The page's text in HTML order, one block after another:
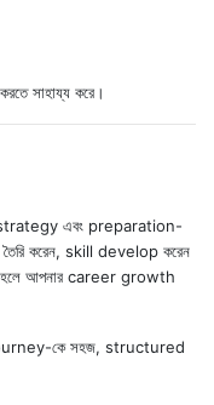
সাহায্য করে।
strategy এবং preparation-
করেন, skill develop করেন
আপনার career growth
কে সহজ, structured